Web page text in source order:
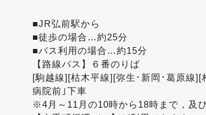
■JR弘前駅から
■徒歩の場合…約25分
■バス利用の場合…約15分
【路線バス】６番のりば
[駒越線][枯木平線][弥生･新岡･葛原線
病院前｣下車
※4月～11月の10時から18時まで，及